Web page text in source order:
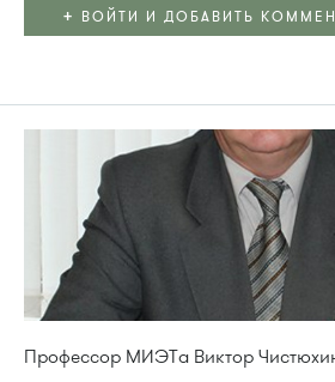
+ ВОЙТИ И ДОБАВИТЬ
Профессор МИЭТа Виктор